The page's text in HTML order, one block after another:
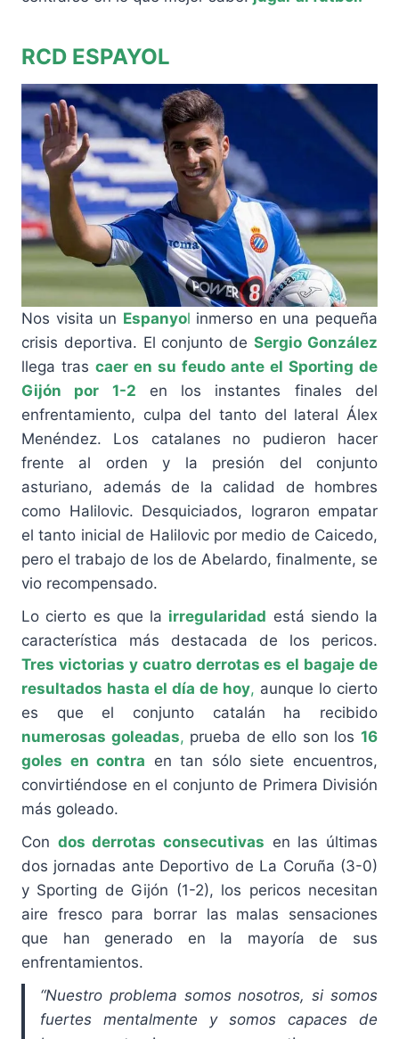
RCD ESPAYOL
Nos visita un Espanyol inmerso en una pequeña
crisis deportiva. El conjunto deSergio González
llega tras caer en su feudo ante el Sporting de
Gijón por 1-2 en los instantes finales del
enfrentamiento, culpa del tanto del lateral Álex
Menéndez. Los catalanes no pudieron hacer
frente al orden y la presión del conjunto
asturiano, además de la calidad de hombres
como Halilovic. Desquiciados, lograron empatar
el tanto inicial de Halilovic por medio de Caicedo,
pero el trabajo de los de Abelardo, finalmente, se
vio recompensado.
Lo cierto es que la irregularidad está siendo la
característica más destacada de los pericos.
Tres victorias y cuatro derrotas es el bagaje de
resultados hasta el día de hoy, aunque lo cierto
es que el conjunto catalán ha recibido
numerosas goleadas, prueba de ello son los16
goles en contra en tan sólo siete encuentros,
convirtiéndose en el conjunto de Primera División
más goleado.
Con dos derrotas consecutivas en las últimas
dos jornadas ante Deportivo de La Coruña (3-0)
y Sporting de Gijón (1-2), los pericos necesitan
aire fresco para borrar las malas sensaciones
que han generado en la mayoría de sus
enfrentamientos.
“Nuestro problema somos nosotros, si somos
fuertes mentalmente y somos capaces de